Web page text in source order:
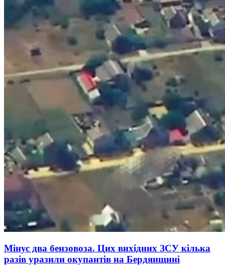
Мінус два бензовоза. Цих вихідних ЗСУ кілька
разів уразили окупантів на Бердянщині